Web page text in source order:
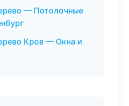
— Потолочные
Кров — Окна и